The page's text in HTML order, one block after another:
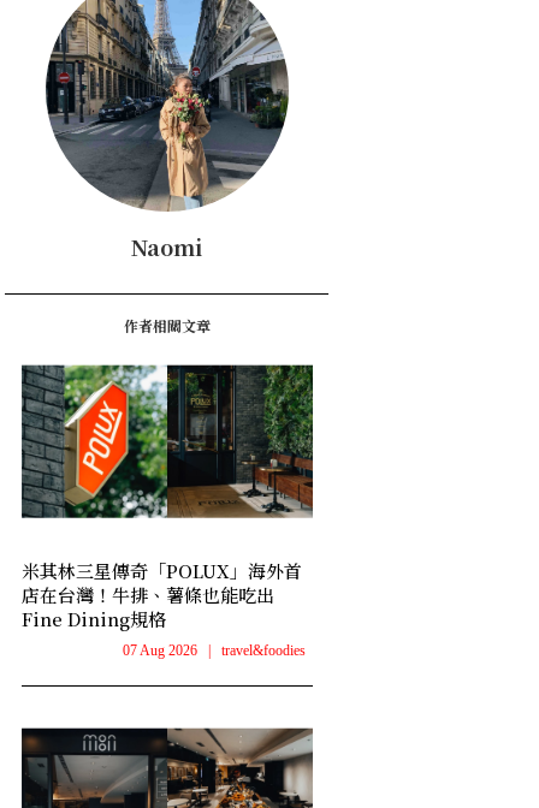
Naomi
作者相關文章
米其林三星傳奇「POLUX」海外首
店在台灣！牛排、薯條也能吃出
Fine Dining規格
07 Aug 2026 | travel&foodies